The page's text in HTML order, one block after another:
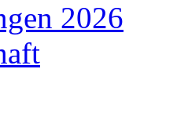
2026